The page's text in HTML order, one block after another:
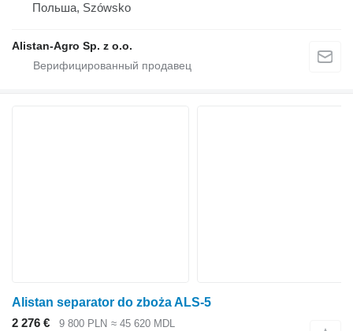
Польша, Szówsko
Alistan-Agro Sp. z o.o.
Alistan separator do zboża ALS-5
2 276 €
9 800 PLN ≈ 45 620 MDL